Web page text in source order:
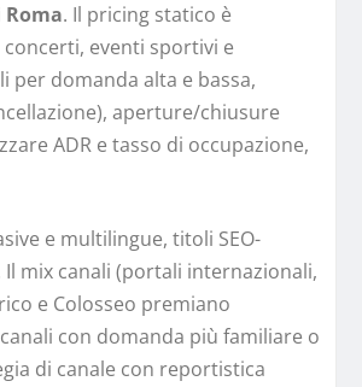
. Il pricing statico è
eventi sportivi e
per domanda alta e bassa,
aperture/chiusure
ADR e tasso di occupazione,
e multilingue, titoli SEO-
mix canali (portali internazionali,
e Colosseo premiano
con domanda più familiare o
di canale con reportistica